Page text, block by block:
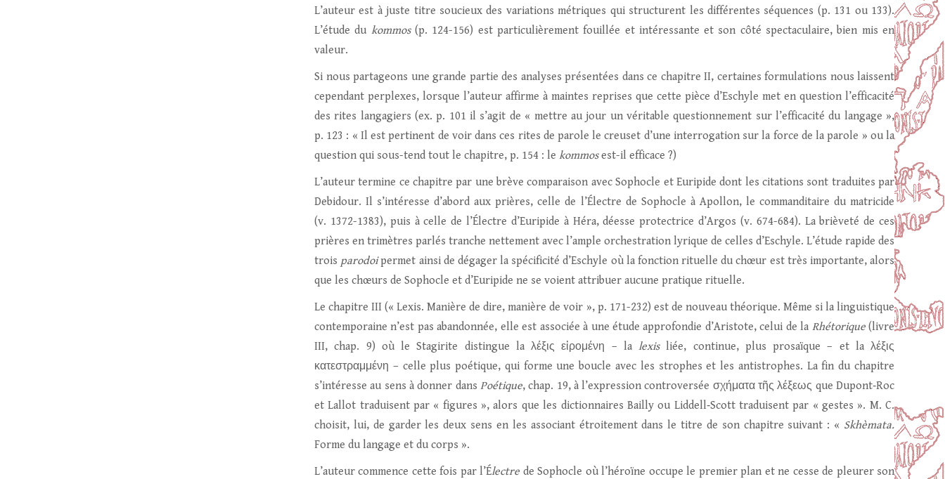
L’auteur est à juste titre soucieux des variations métriques qui structurent les différentes séquences (p. 131 ou 133).
L’étude du kommos (p. 124-156) est particulièrement fouillée et intéressante et son côté spectaculaire, bien mis en
valeur.
Si nous partageons une grande partie des analyses présentées dans ce chapitre II, certaines formulations nous laissent
cependant perplexes, lorsque l’auteur affirme à maintes reprises que cette pièce d’Eschyle met en question l’efficacité
des rites langagiers (ex. p. 101 il s’agit de « mettre au jour un véritable questionnement sur l’efficacité du langage »,
p. 123 : « Il est pertinent de voir dans ces rites de parole le creuset d’une interrogation sur la force de la parole » ou la
question qui sous-tend tout le chapitre, p. 154 : le kommosest-il efficace ?)
L’auteur termine ce chapitre par une brève comparaison avec Sophocle et Euripide dont les citations sont traduites par
Debidour. Il s’intéresse d’abord aux prières, celle de l’Électre de Sophocle à Apollon, le commanditaire du matricide
(v. 1372-1383), puis à celle de l’Électre d’Euripide à Héra, déesse protectrice d’Argos (v. 674-684). La brièveté de ces
prières en trimètres parlés tranche nettement avec l’ample orchestration lyrique de celles d’Eschyle. L’étude rapide des
trois parodoipermet ainsi de dégager la spécificité d’Eschyle où la fonction rituelle du chœur est très importante, alors
que les chœurs de Sophocle et d’Euripide ne se voient attribuer aucune pratique rituelle.
Le chapitre III (« Lexis. Manière de dire, manière de voir », p. 171-232) est de nouveau théorique. Même si la linguistique
contemporaine n’est pas abandonnée, elle est associée à une étude approfondie d’Aristote, celui de la Rhétorique (livre
III, chap. 9) où le Stagirite distingue la λέξις εἰρομένη – la lexisliée, continue, plus prosaïque – et la λέξις
κατεστραμμένη – celle plus poétique, qui forme une boucle avec les strophes et les antistrophes. La fin du chapitre
s’intéresse au sens à donner dans Poétique, chap. 19, à l’expression controversée σχήματα τῆς λέξεως que Dupont‑Roc
et Lallot traduisent par « figures », alors que les dictionnaires Bailly ou Liddell‑Scott traduisent par « gestes ». M. C.
choisit, lui, de garder les deux sens en les associant étroitement dans le titre de son chapitre suivant : « Skhèmata.
Forme du langage et du corps ».
L’auteur commence cette fois par l’Électre de Sophocle où l’héroïne occupe le premier plan et ne cesse de pleurer son